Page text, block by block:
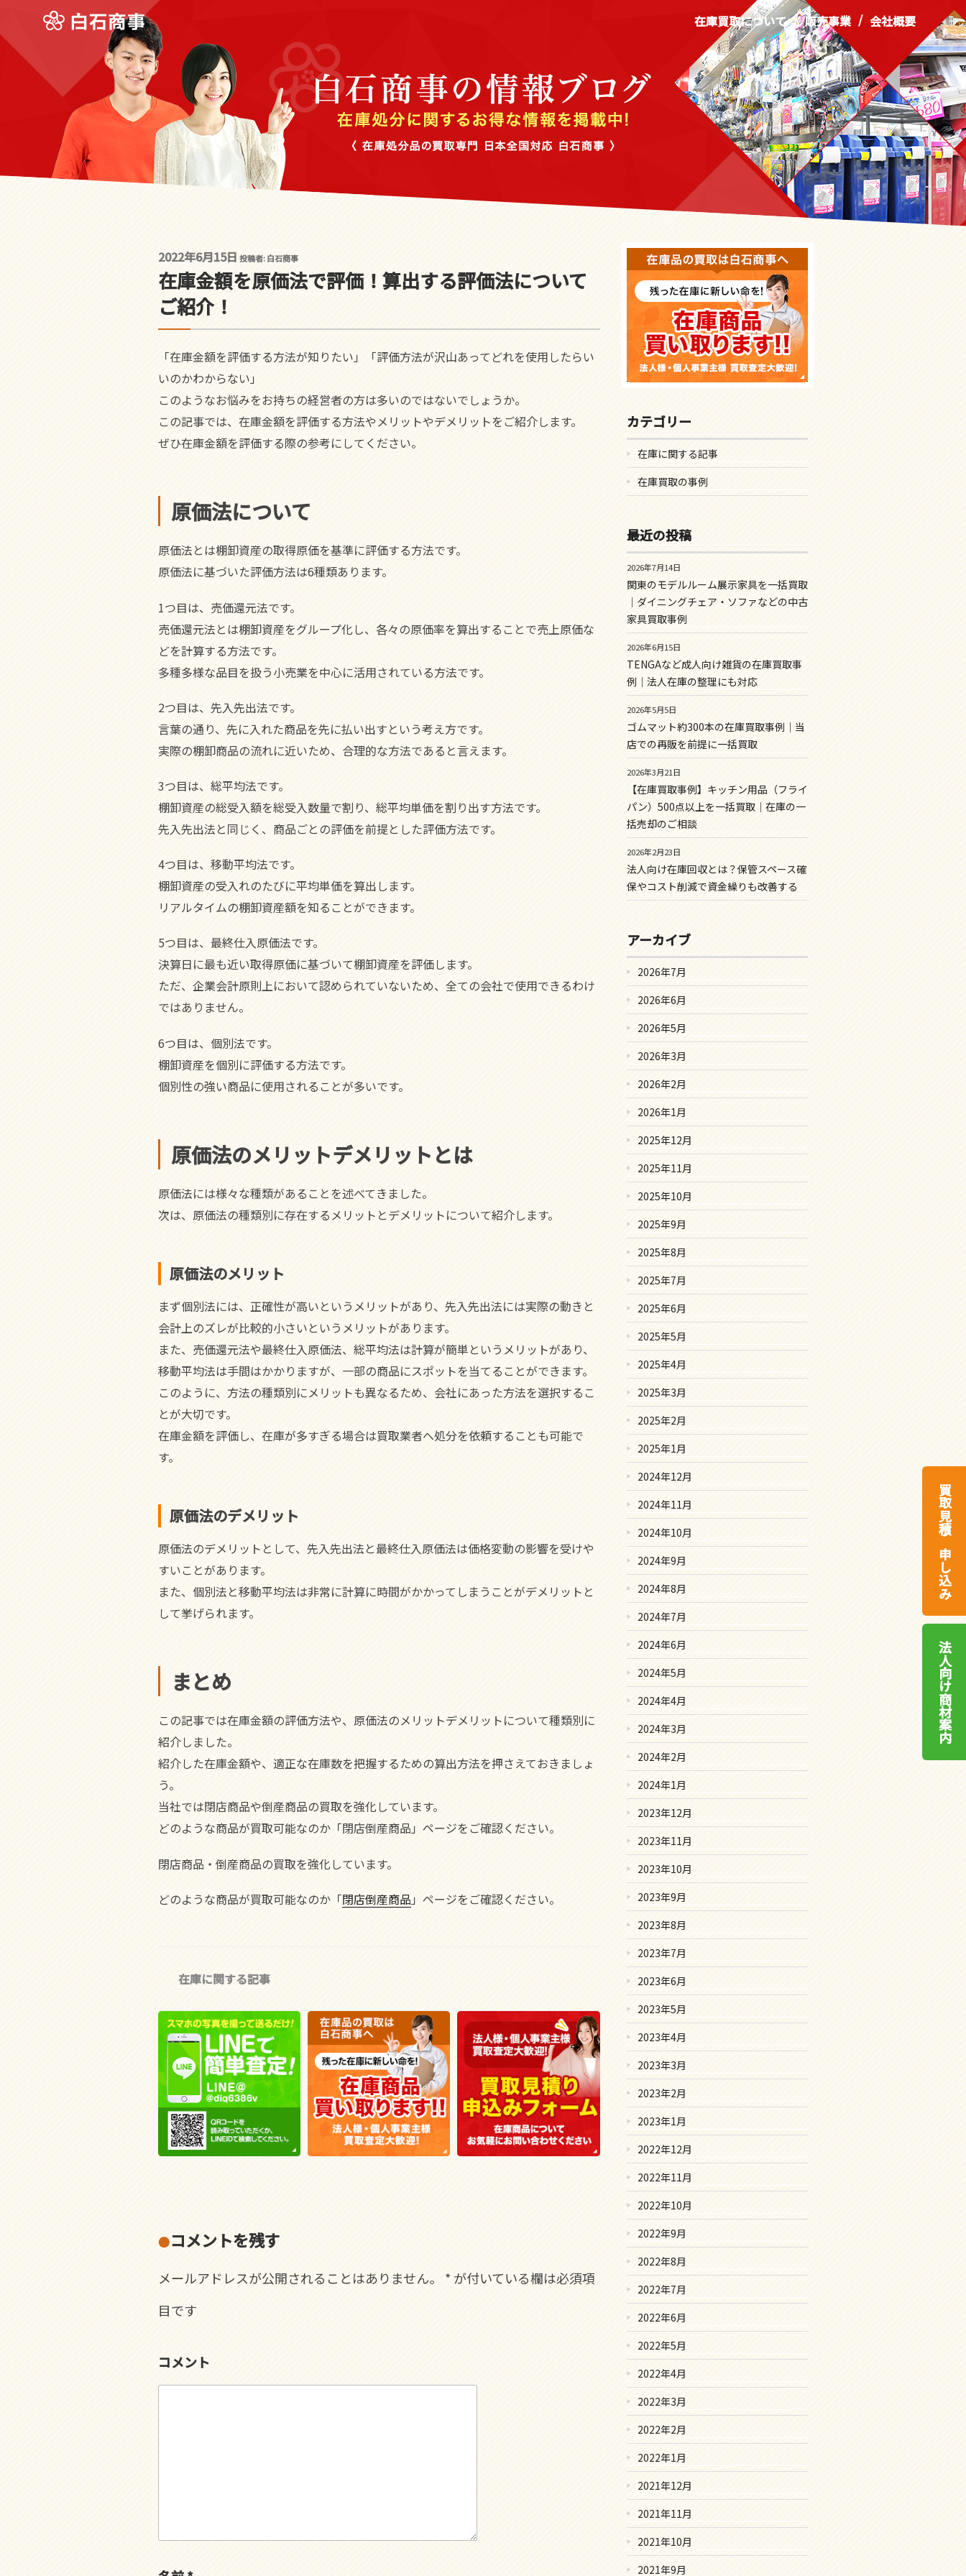
在庫買取について / 販売事業 / 会社概要
投
稿
日:
2022年6月15日 投稿者:白石商事
在庫金額を原価法で評価！算出する評価法について
ご紹介！
「在庫金額を評価する方法が知りたい」「評価方法が沢山あってどれを使用したらい
いのかわからない」
このようなお悩みをお持ちの経営者の方は多いのではないでしょうか。
この記事では、在庫金額を評価する方法やメリットやデメリットをご紹介します。
ぜひ在庫金額を評価する際の参考にしてください。
原価法について
原価法とは棚卸資産の取得原価を基準に評価する方法です。
原価法に基づいた評価方法は6種類あります。
1つ目は、売価還元法です。
売価還元法とは棚卸資産をグループ化し、各々の原価率を算出することで売上原価な
どを計算する方法です。
多種多様な品目を扱う小売業を中心に活用されている方法です。
2つ目は、先入先出法です。
言葉の通り、先に入れた商品を先に払い出すという考え方です。
実際の棚卸商品の流れに近いため、合理的な方法であると言えます。
3つ目は、総平均法です。
棚卸資産の総受入額を総受入数量で割り、総平均単価を割り出す方法です。
先入先出法と同じく、商品ごとの評価を前提とした評価方法です。
4つ目は、移動平均法です。
棚卸資産の受入れのたびに平均単価を算出します。
リアルタイムの棚卸資産額を知ることができます。
5つ目は、最終仕入原価法です。
決算日に最も近い取得原価に基づいて棚卸資産を評価します。
ただ、企業会計原則上において認められていないため、全ての会社で使用できるわけ
ではありません。
6つ目は、個別法です。
棚卸資産を個別に評価する方法です。
個別性の強い商品に使用されることが多いです。
原価法のメリットデメリットとは
原価法には様々な種類があることを述べてきました。
次は、原価法の種類別に存在するメリットとデメリットについて紹介します。
原価法のメリット
まず個別法には、正確性が高いというメリットがあり、先入先出法には実際の動きと
会計上のズレが比較的小さいというメリットがあります。
また、売価還元法や最終仕入原価法、総平均法は計算が簡単というメリットがあり、
移動平均法は手間はかかりますが、一部の商品にスポットを当てることができます。
このように、方法の種類別にメリットも異なるため、会社にあった方法を選択するこ
とが大切です。
在庫金額を評価し、在庫が多すぎる場合は買取業者へ処分を依頼することも可能で
す。
原価法のデメリット
原価法のデメリットとして、先入先出法と最終仕入原価法は価格変動の影響を受けや
すいことがあります。
また、個別法と移動平均法は非常に計算に時間がかかってしまうことがデメリットと
して挙げられます。
まとめ
この記事では在庫金額の評価方法や、原価法のメリットデメリットについて種類別に
紹介しました。
紹介した在庫金額や、適正な在庫数を把握するための算出方法を押さえておきましょ
う。
当社では閉店商品や倒産商品の買取を強化しています。
どのような商品が買取可能なのか「閉店倒産商品」ページをご確認ください。
閉店商品・倒産商品の買取を強化しています。
どのような商品が買取可能なのか「閉店倒産商品 」ページをご確認ください。
カ
テ
リ
ー
在庫に関する記事
コメントを残す
メールアドレスが公開されることはありません。 *が付いている欄は必須項
目です
コメント
カテゴリー
在庫に関する記事
在庫買取の事例
最近の投稿
関東のモデルルーム展示家具を一括買取
｜ダイニングチェア・ソファなどの中古
家具買取事例
2026年7月14日
TENGAなど成人向け雑貨の在庫買取事
例｜法人在庫の整理にも対応
2026年6月15日
ゴムマット約300本の在庫買取事例｜当
店での再販を前提に一括買取
2026年5月5日
【在庫買取事例】キッチン用品（フライ
パン）500点以上を一括買取｜在庫の一
括売却のご相談
2026年3月21日
法人向け在庫回収とは？保管スペース確
保やコスト削減で資金繰りも改善する
2026年2月23日
アーカイブ
2026年7月
2026年6月
2026年5月
2026年3月
2026年2月
2026年1月
2025年12月
2025年11月
2025年10月
2025年9月
2025年8月
2025年7月
2025年6月
2025年5月
2025年4月
2025年3月
2025年2月
2025年1月
2024年12月
2024年11月
2024年10月
2024年9月
2024年8月
2024年7月
2024年6月
2024年5月
2024年4月
2024年3月
2024年2月
2024年1月
2023年12月
2023年11月
2023年10月
2023年9月
2023年8月
2023年7月
2023年6月
2023年5月
2023年4月
2023年3月
2023年2月
2023年1月
2022年12月
2022年11月
2022年10月
2022年9月
2022年8月
2022年7月
2022年6月
2022年5月
2022年4月
2022年3月
2022年2月
2022年1月
2021年12月
2021年11月
2021年10月
2021年9月
買取見積り申し込み
法人向け商材案内